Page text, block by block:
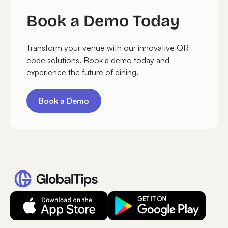
Book a Demo Today
Transform your venue with our innovative QR
code solutions. Book a demo today and
experience the future of dining.
Book a Demo